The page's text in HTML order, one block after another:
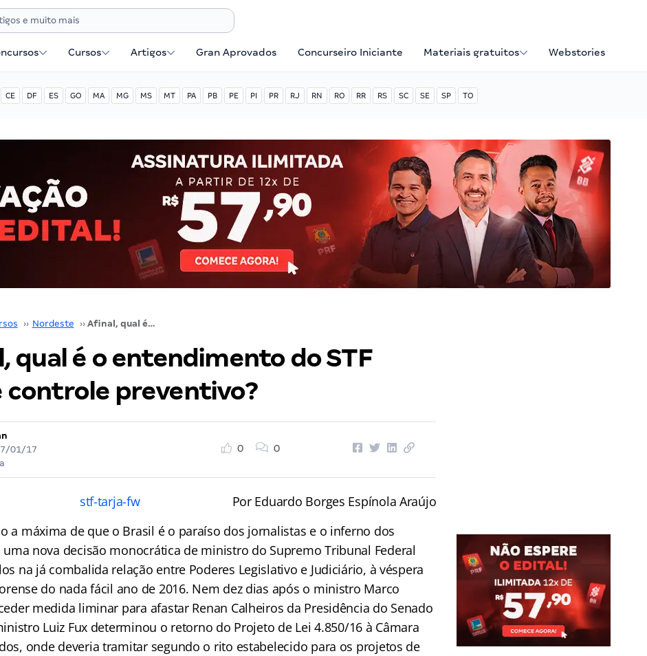
Cursos Artigos Gran Aprovados Concurseiro Iniciante Materiais gratuitos Webstories
CE DF ES GO MA MG MS MT PA PB PE PI PR RJ RN RO RR RS SC SE SP TO
›› Nordeste ›› Afinal, qual é o entendimento do STF sobre controle preventivo?
qual é o entendimento do STF
controle preventivo?
01/17
0 0
Por Eduardo Borges Espínola Araújo
a máxima de que o Brasil é o paraíso dos jornalistas e o inferno dos
nova decisão monocrática de ministro do Supremo Tribunal Federal
na já combalida relação entre Poderes Legislativo e Judiciário, à véspera
do nada fácil ano de 2016. Nem dez dias após o ministro Marco
medida liminar para afastar Renan Calheiros da Presidência do Senado
Luiz Fux determinou o retorno do Projeto de Lei 4.850/16 à Câmara
onde deveria tramitar segundo o rito estabelecido para os projetos de